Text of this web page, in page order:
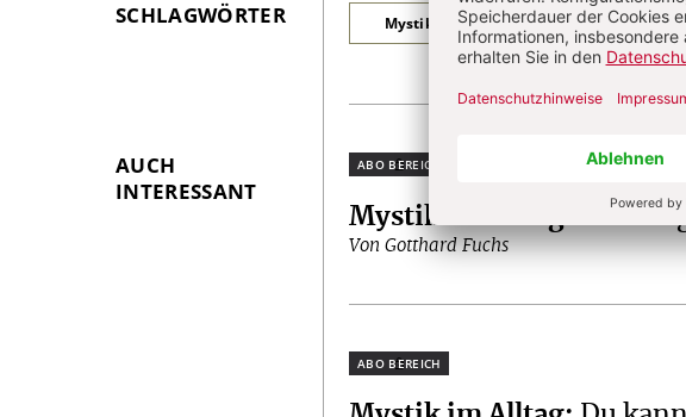
SCHLAGWÖRTER Mystik im Alltag
AUCH
INTERESSANT
Plus
Mystik im Alltag
Von Gotthard Fuchs
Plus